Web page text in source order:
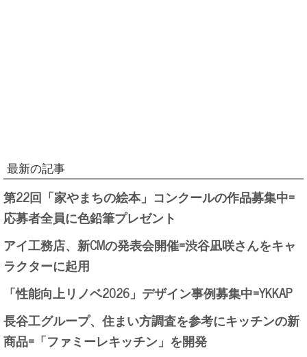
最新の記事
第22回「家やまちの絵本」コンクールの作品募集中=
応募者全員に色鉛筆プレゼント
アイ工務店、新CMの発表会開催=渋谷凪咲さんをキャ
ラクターに起用
「性能向上リノベ2026」デザイン事例募集中=YKKAP
長谷工グループ、住まい方調査を参考にキッチンの新
商品=「ファミーレキッチン」を開発